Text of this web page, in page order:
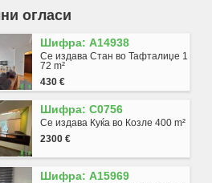
огласи
Шифра: A14938
Се издава Стан во Тафталиџе 1
72 m²
430 €
Шифра: C0756
Се издава Куќа во Козле 400 m²
2300 €
Шифра: A15969